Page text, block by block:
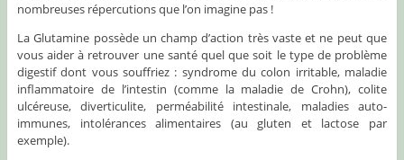
nombreuses répercutions que l’on imagine pas !
La Glutamine possède un champ d’action très vaste et ne peut que
vous aider à retrouver une santé quel que soit le type de problème
digestif dont vous souffriez : syndrome du colon irritable, maladie
inflammatoire de l’intestin (comme la maladie de Crohn), colite
ulcéreuse, diverticulite, perméabilité intestinale, maladies auto-
immunes, intolérances alimentaires (au gluten et lactose par
exemple).